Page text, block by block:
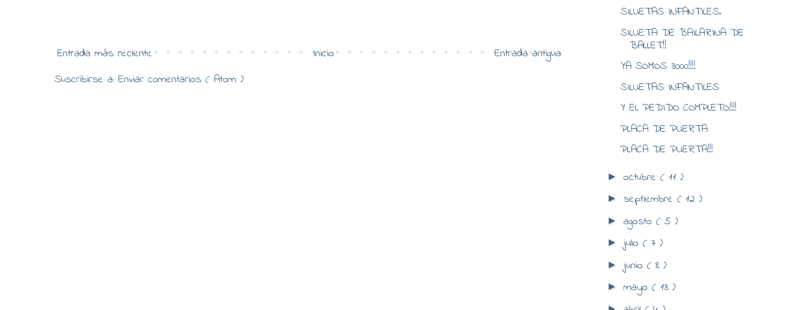
Entrada más reciente Entrada antigua
Inicio
Suscribirse a: Enviar comentarios ( Atom )
SILUETAS INFANTILES.
SILUETA DE BAILARINA DE
BALLET!!
YA SOMOS 3000!!!!
SILUETAS INFANTILES
Y EL PEDIDO COMPLETO!!!!
PLACA DE PUERTA
PLACA DE PUERTA!!!
► octubre ( 11 )
► septiembre ( 12 )
► agosto ( 5 )
► julio ( 7 )
► junio ( 8 )
► mayo ( 13 )